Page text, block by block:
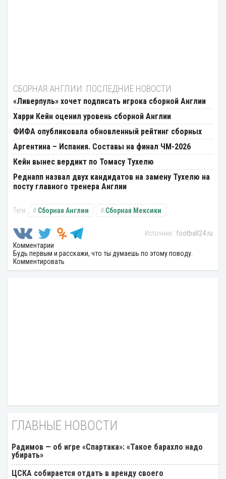
СБОРНАЯ АНГЛИИ: ПОСЛЕДНИЕ НОВОСТИ
«Ливерпуль» хочет подписать игрока сборной Англии
Харри Кейн оценил уровень сборной Англии
ФИФА опубликовала обновленный рейтинг сборных
Аргентина – Испания. Составы на финал ЧМ-2026
Кейн вынес вердикт по Томасу Тухелю
Реднапп назвал двух кандидатов на замену Тухелю на
посту главного тренера Англии
Сборная Англии Сборная Мексики
football24.ru
Комментарии
Будь первым и расскажи, что ты думаешь по этому поводу.
Комментировать
ГЛАВНЫЕ НОВОСТИ
Радимов — об игре «Спартака»: «Такое барахло надо
убирать»
ЦСКА собирается отдать в аренду своего